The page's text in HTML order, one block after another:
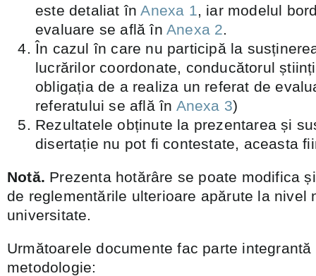
este detaliat înAnexa 1, iar modelul
evaluare se află în Anexa 2.
În cazul în care nu participă la
lucrărilor coordonate, conducătorul
obligația de a realiza un referat de
referatului se află în Anexa 3)
Rezultatele obținute la prezentarea și
disertație nu pot fi contestate, aceasta
Notă. Prezenta hotărâre se poate modifica
de reglementările ulterioare apărute la nivel
universitate.
Următoarele documente fac parte
metodologie: